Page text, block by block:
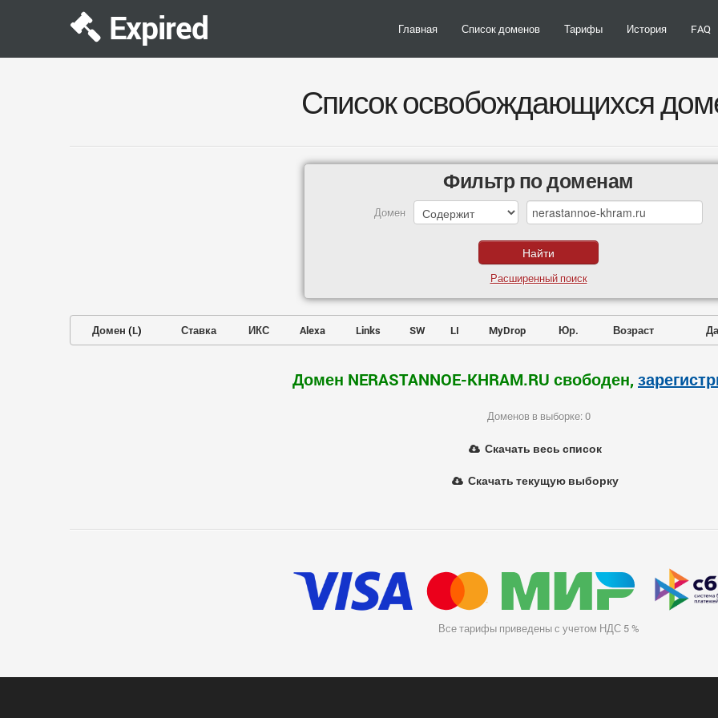
Expired Главная Список доменов Тарифы История FAQ
Список освобождающихся
Фильтр по доменам
Домен
Расширенный поиск
Домен (L) Ставка ИКС Alexa Links SW LI MyDrop Юр. Возраст
Домен NERASTANNOE-KHRAM.RU свободен,
Доменов в выборке: 0
Скачать весь список
Скачать текущую выборку
Все тарифы приведены с учетом НДС 5 %